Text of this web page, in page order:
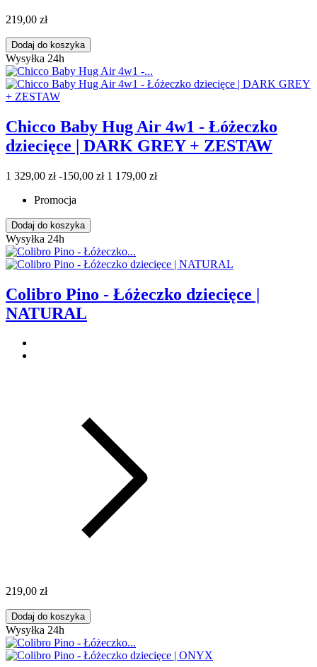
219,00 zł
Dodaj do koszyka
Wysyłka 24h
Chicco Baby Hug Air 4w1 - Łóżeczko
dziecięce | DARK GREY + ZESTAW
1 329,00 zł -150,00 zł 1 179,00 zł
Promocja
Dodaj do koszyka
Wysyłka 24h
Colibro Pino - Łóżeczko dziecięce |
NATURAL
219,00 zł
Dodaj do koszyka
Wysyłka 24h